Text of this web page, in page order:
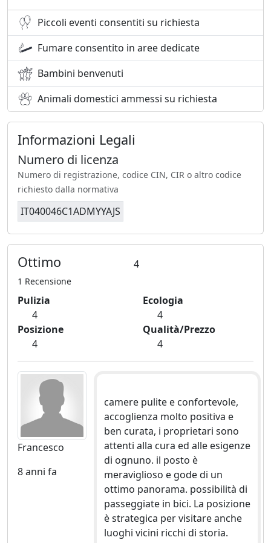
Piccoli eventi consentiti su richiesta
Fumare consentito in aree dedicate
Bambini benvenuti
Animali domestici ammessi su richiesta
Informazioni Legali
Numero di licenza
Numero di registrazione, codice CIN, CIR o altro codice
richiesto dalla normativa
IT040046C1ADMYYAJS
Ottimo 4
1 Recensione
Pulizia
4
Ecologia
4
Posizione
4
Qualità/Prezzo
4
Francesco
8 anni fa
camere pulite e confortevole,
accoglienza molto positiva e
ben curata, i proprietari sono
attenti alla cura ed alle esigenze
di ognuno. il posto è
meraviglioso e gode di un
ottimo panorama. possibilità di
passeggiate in bici. La posizione
è strategica per visitare anche
luoghi vicini ricchi di storia.